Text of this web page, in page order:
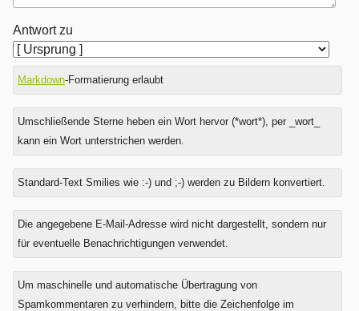
Antwort zu
Markdown-Formatierung erlaubt
Umschließende Sterne heben ein Wort hervor (*wort*), per _wort_
kann ein Wort unterstrichen werden.
Standard-Text Smilies wie :-) und ;-) werden zu Bildern konvertiert.
Was
ist
Sechs
plus
Die angegebene E-Mail-Adresse wird nicht dargestellt, sondern nur
für eventuelle Benachrichtigungen verwendet.
Um maschinelle und automatische Übertragung von
Spamkommentaren zu verhindern, bitte die Zeichenfolge im